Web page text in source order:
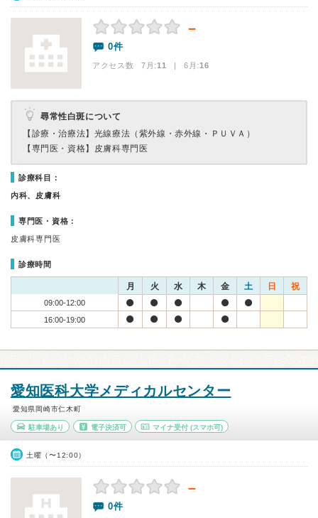
－
0件
アクセス数 7月:11 | 6月:16
尋常性白斑について
【診療・治療法】 光線療法（紫外線・赤外線・ＰＵＶＡ）
【専門医・資格】 皮膚科専門医
診療科目：
内科、皮膚科
専門医・資格：
皮膚科専門医
診療時間
月 火 水 木 金 土 日 祝
09:00-12:00
16:00-19:00
愛知医科大学メディカルセンター
愛知県岡崎市仁木町
駐車場あり 電子決済可 マイナ受付 (スマホ可)
土曜（〜12:00）
－
0件